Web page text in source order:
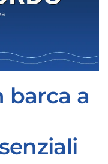
barca a